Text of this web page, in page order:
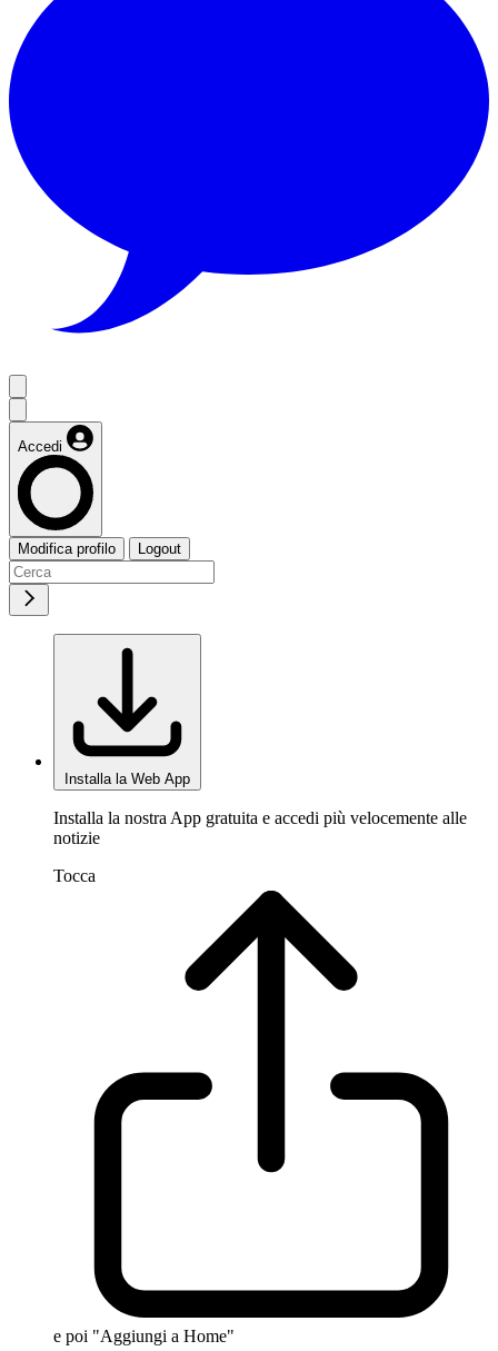
Accedi
Modifica profilo Logout
Installa la Web App
Installa la nostra App gratuita e accedi più velocemente alle
notizie
Tocca
e poi "Aggiungi a Home"